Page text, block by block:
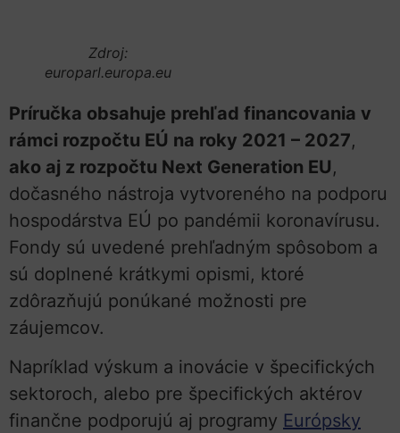
Zdroj:
europarl.europa.eu
Príručka obsahuje prehľad financovania v
rámci rozpočtu EÚ na roky 2021 – 2027,
ako aj z rozpočtu Next Generation EU,
dočasného nástroja vytvoreného na podporu
hospodárstva EÚ po pandémii koronavírusu.
Fondy sú uvedené prehľadným spôsobom a
sú doplnené krátkymi opismi, ktoré
zdôrazňujú ponúkané možnosti pre
záujemcov.
Napríklad výskum a inovácie v špecifických
sektoroch, alebo pre špecifických aktérov
finančne podporujú aj programy Európsky